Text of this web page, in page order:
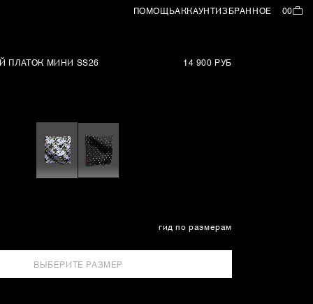
ПОМОЩЬАККАУНТИЗБРАННОЕ 00
ПЛАТОК МИНИ SS26 14 900 РУБ
гид по размерам
ВЫБЕРИТЕ РАЗМЕР